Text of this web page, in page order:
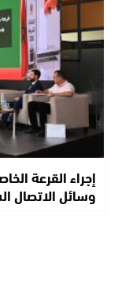
إجراء القرعة
وسائل الاتصال